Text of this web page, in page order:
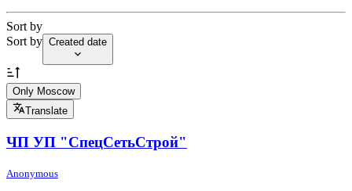
Sort by
Sort by Created date
Only Moscow
Translate
ЧП УП "СпецСетьСтрой"
Anonymous